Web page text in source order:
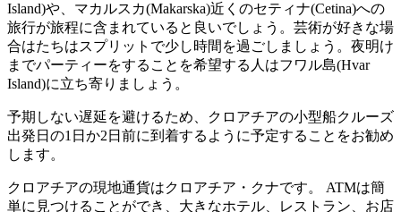
Island)や、マカルスカ(Makarska)近くのセティナ(Cetina)への
旅行が旅程に含まれていると良いでしょう。芸術が好きな場
合はたちはスプリットで少し時間を過ごしましょう。夜明け
までパーティーをすることを希望する人はフワル島(Hvar
Island)に立ち寄りましょう。
予期しない遅延を避けるため、クロアチアの小型船クルーズ
出発日の1日か2日前に到着するように予定することをお勧め
します。
クロアチアの現地通貨はクロアチア・クナです。 ATMは簡
単に見つけることができ、大きなホテル、レストラン、お店